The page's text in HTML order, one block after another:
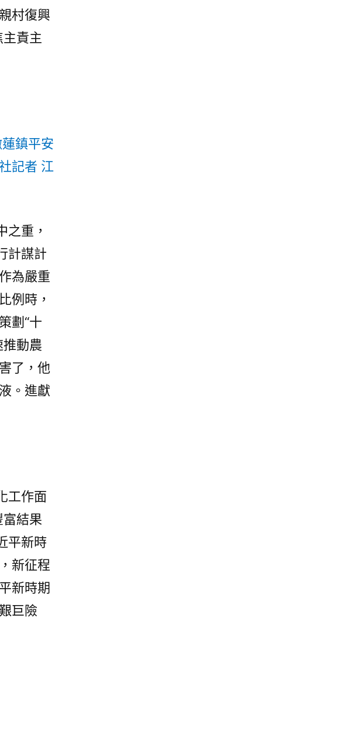
村復興
責主
鎮平安
記者 江
之重，
計謀計
為嚴重
例時，
劃“十
動農
了，他
。進獻
工作面
富結果
平新時
，新征程
新時期
巨險